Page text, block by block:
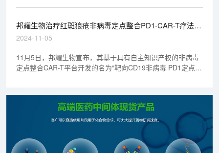
JAK1抑制剂。早先，恒瑞医药开发的SHR0302片已经在中国
递交多个适应症的上市申请，分别用于治疗类风湿关节炎、强
直性脊柱炎、特应性皮炎。
邦耀生物治疗红斑狼疮非病毒定点整合PD1-CAR-T疗法获
批临床 | 1分钟药闻速览
2024-11-05
11月5日，邦耀生物宣布，其基于具有自主知识产权的非病毒
定点整合CAR-T平台开发的名为“靶向CD19非病毒 PD1定点整
系统性红斑狼疮（SLE）。